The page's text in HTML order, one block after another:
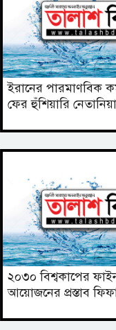
ইরানের পারমাণবিক
ফের হুঁশিয়ারি
২০৩০ বিশ্বকাপের
আয়োজনের প্রস্তাব